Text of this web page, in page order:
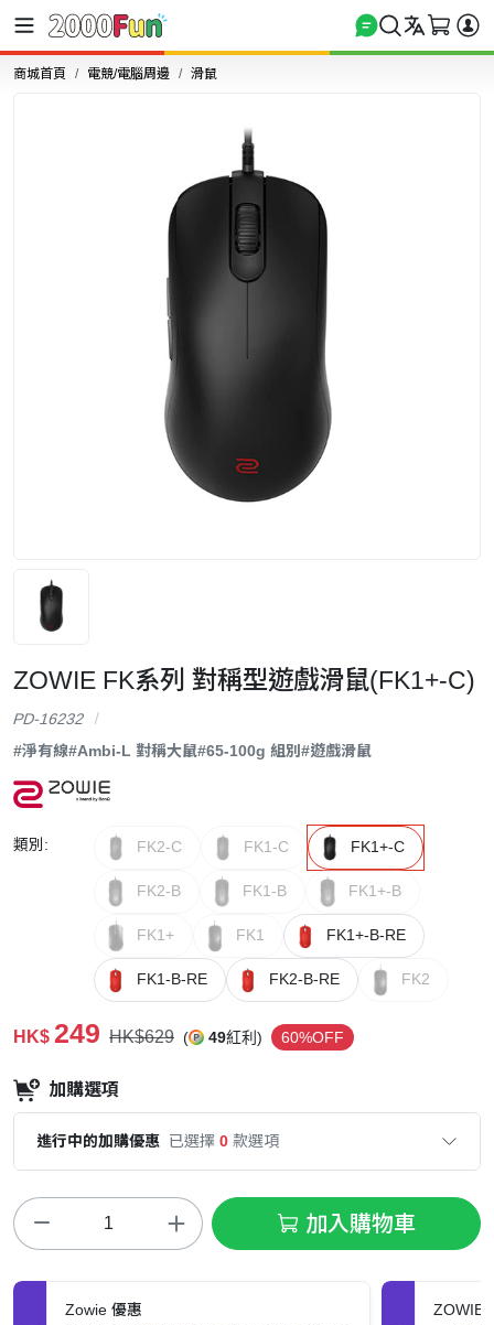
商城首頁 電競/電腦周邊 滑鼠
ZOWIE FK系列 對稱型遊戲滑鼠(FK1+-C)
PD-16232
#淨有線#Ambi-L 對稱大鼠#65-100g 組別 #遊戲滑鼠
類別: FK2-C FK1-C FK1+-C
FK2-B FK1-B FK1+-B
FK1+ FK1 FK1+-B-RE
FK1-B-RE FK2-B-RE FK2
HK$ 249 HK$629 ( 49紅利) 60%OFF
加購選項
進行中的加購優惠 已選擇 0 款選項
加入購物車
Zowie 優惠 ZOWIE